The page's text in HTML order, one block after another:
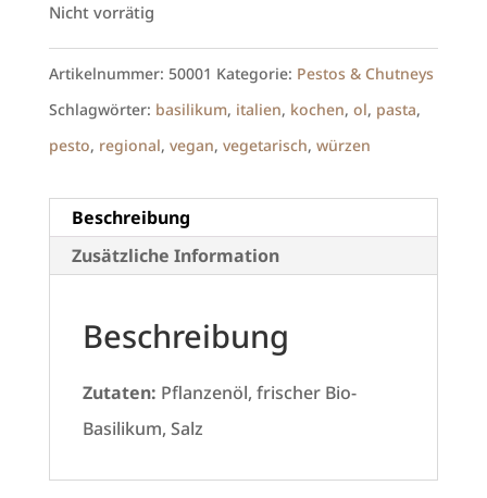
Nicht vorrätig
Artikelnummer: 50001 Kategorie: Pestos & Chutneys
Schlagwörter: basilikum, italien, kochen, ol, pasta,
pesto, regional, vegan, vegetarisch, würzen
Beschreibung
Zusätzliche Information
Beschreibung
Zutaten: Pflanzenöl, frischer Bio-
Basilikum, Salz